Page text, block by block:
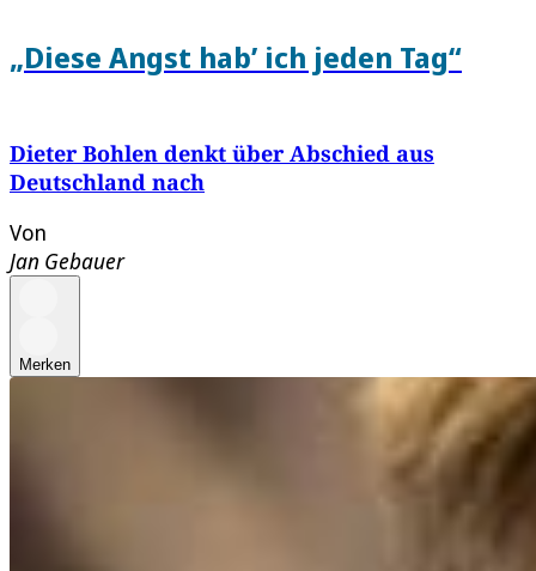
„Diese Angst hab’ ich jeden Tag“
Dieter Bohlen denkt über Abschied aus
Deutschland nach
Von
Jan Gebauer
Merken